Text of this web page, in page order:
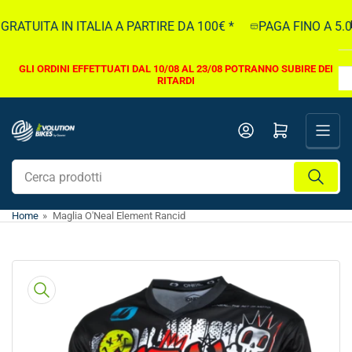
direttamente
contenuti
IN ITALIA A PARTIRE DA 100€ * PAGA FINO A
GLI ORDINI EFFETTUATI DAL 10/08 AL 23/08 POTRANNO SUBIRE DEI
RITARDI
Cerca
prodotti
Apri il mini carrello
Home » Maglia O'Neal Element Rancid
direttamente
informazioni